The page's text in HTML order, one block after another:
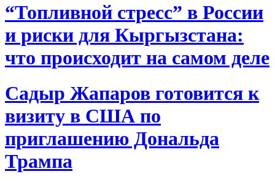
“Топливной стресс” в России
и риски для Кыргызстана:
что происходит на самом деле
Садыр Жапаров готовится к
визиту в США по
приглашению Дональда
Трампа